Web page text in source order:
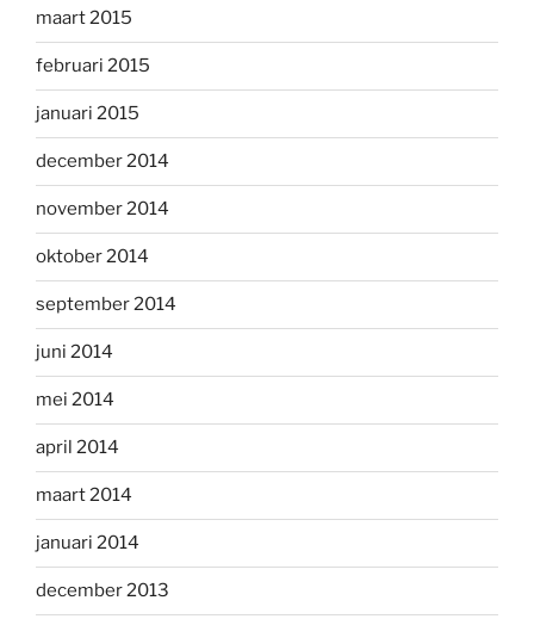
maart 2015
februari 2015
januari 2015
december 2014
november 2014
oktober 2014
september 2014
juni 2014
mei 2014
april 2014
maart 2014
januari 2014
december 2013